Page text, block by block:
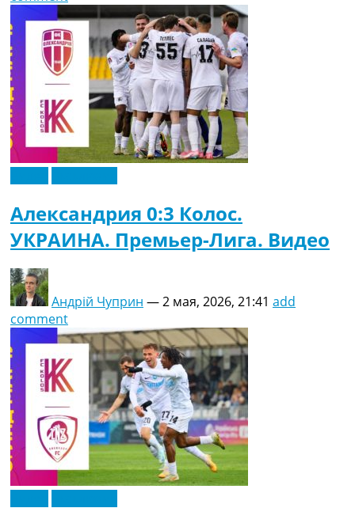
Александрия 0:3 Колос.
УКРАИНА. Премьер-Лига. Видео
Андрій Чуприн —2 мая, 2026, 21:41 add
comment